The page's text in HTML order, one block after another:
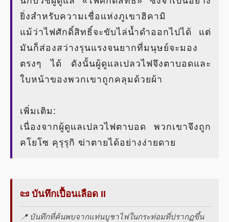
ยิ่งสำหรับความเชื่อแห่งภูเขาฮิคามิ
แม้ว่าไฟศักดิ์สิทธิ์จะขับไล่น้ำดำออกไปได้ แต่
มันก็ส่องสว่างรุนแรงจนยากที่มนุษย์จะมอง
ตรงๆ ได้ ดังนั้นผู้ดูแลเปลวไฟจึงตาบอดและ
ใบหน้าของพวกเขาถูกคลุมด้วยผ้า
เพิ่มเติม:
เนื่องจากผู้ดูแลเปลวไฟตาบอด พวกเขาจึงถูก
คโยโซ คุรุรุกิ ฆ่าตายได้อย่างง่ายดาย
📜 บันทึกเปื้อนเลือด II
📍 บันทึกที่ค้นพบจากแท่นบูชาไฟในกระท่อมที่ปรากฏขึ้น